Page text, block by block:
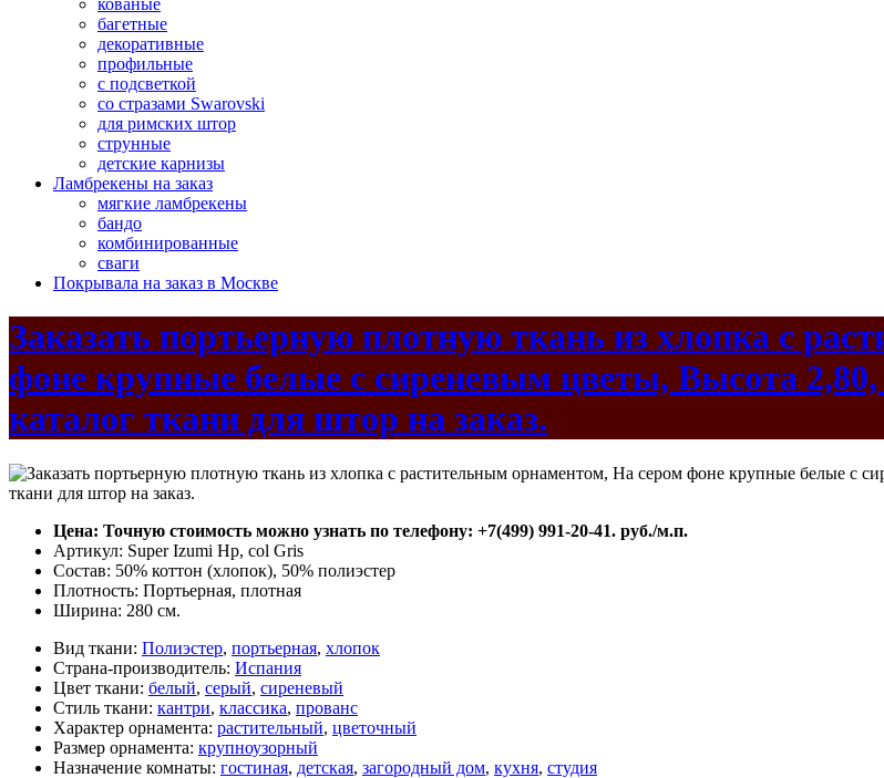
кованые
багетные
декоративные
профильные
с подсветкой
со стразами Swarovski
для римских штор
струнные
детские карнизы
Ламбрекены на заказ
мягкие ламбрекены
бандо
комбинированные
сваги
Покрывала на заказ в Москве
Заказать портьерную плотную ткань из хлопка с
фоне крупные белые с сиреневым цветы, Высота
каталог ткани для штор на заказ.
Цена: Точную стоимость можно узнать по телефону: +7(499) 991-20-41. руб./м.п.
Артикул: Super Izumi Hp, col Gris
Состав: 50% коттон (хлопок), 50% полиэстер
Плотность: Портьерная, плотная
Ширина: 280 см.
Вид ткани: Полиэстер, портьерная, хлопок
Страна-производитель: Испания
Цвет ткани: белый, серый, сиреневый
Стиль ткани: кантри, классика, прованс
Характер орнамента: растительный, цветочный
Размер орнамента: крупноузорный
Назначение комнаты: гостиная, детская, загородный дом, кухня, студия